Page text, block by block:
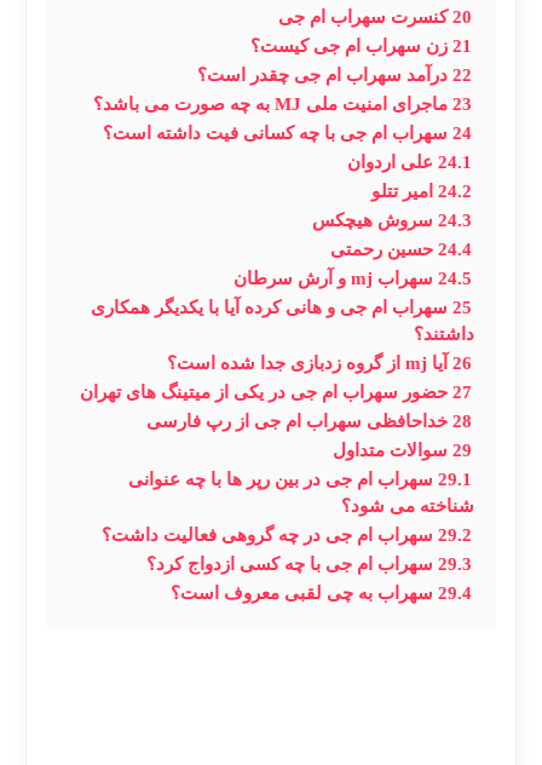
20 کنسرت سهراب ام جی
21 زن سهراب ام جی کیست؟
22 درآمد سهراب ام جی چقدر است؟
23 ماجرای امنیت ملی MJ به چه صورت می باشد؟
24 سهراب ام جی با چه کسانی فیت داشته است؟
24.1 علی اردوان
24.2 امیر تتلو
24.3 سروش هیچکس
24.4 حسین رحمتی
24.5 سهراب mj و آرش سرطان
25 سهراب ام جی و هانی کرده آیا با یکدیگر همکاری
داشتند؟
26 آیا mj از گروه زدبازی جدا شده است؟
27 حضور سهراب ام جی در یکی از میتینگ های تهران
28 خداحافظی سهراب ام جی از رپ فارسی
29 سوالات متداول
29.1 سهراب ام جی در بین رپر ها با چه عنوانی
شناخته می شود؟
29.2 سهراب ام جی در چه گروهی فعالیت داشت؟
29.3 سهراب ام جی با چه کسی ازدواج کرد؟
29.4 سهراب به چی لقبی معروف است؟